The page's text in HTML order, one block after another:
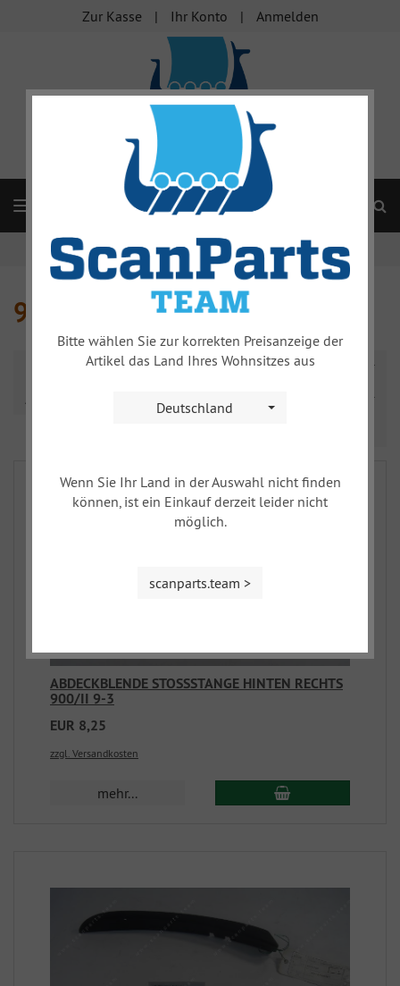
Zur Kasse Ihr Konto Anmelden
Startseite
Karosserieteile 9-3
9-3
Name absteigend
Alle Hersteller
ABDECKBLENDE STOSSSTANGE HINTEN RECHTS
900/II 9-3
EUR 8,25
zzgl. Versandkosten
mehr...
Bitte wählen Sie zur korrekten Preisanzeige der
Artikel das Land Ihres Wohnsitzes aus
Deutschland
Wenn Sie Ihr Land in der Auswahl nicht finden
können, ist ein Einkauf derzeit leider nicht
möglich.
scanparts.team >